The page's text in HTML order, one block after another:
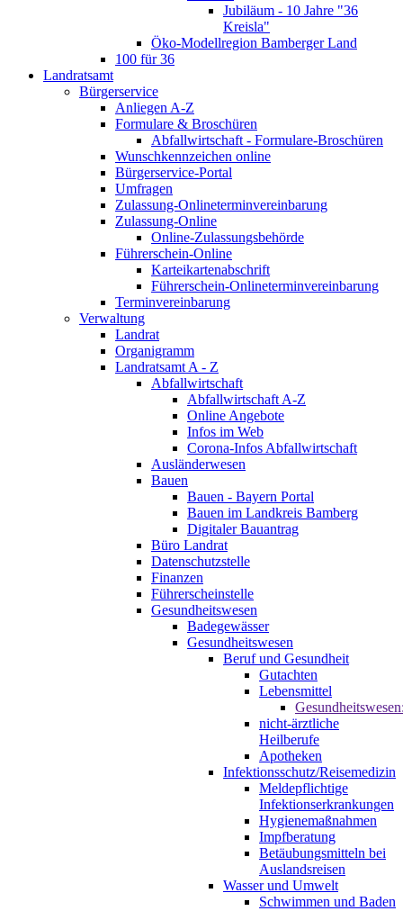
Jubiläum - 10 Jahre "36
Kreisla"
Öko-Modellregion Bamberger Land
100 für 36
Landratsamt
Bürgerservice
Anliegen A-Z
Formulare & Broschüren
Abfallwirtschaft - Formulare-Broschüren
Wunschkennzeichen online
Bürgerservice-Portal
Umfragen
Zulassung-Onlineterminvereinbarung
Zulassung-Online
Online-Zulassungsbehörde
Führerschein-Online
Karteikartenabschrift
Führerschein-Onlineterminvereinbarung
Terminvereinbarung
Verwaltung
Landrat
Organigramm
Landratsamt A - Z
Abfallwirtschaft
Abfallwirtschaft A-Z
Online Angebote
Infos im Web
Corona-Infos Abfallwirtschaft
Ausländerwesen
Bauen
Bauen - Bayern Portal
Bauen im Landkreis Bamberg
Digitaler Bauantrag
Büro Landrat
Datenschutzstelle
Finanzen
Führerscheinstelle
Gesundheitswesen
Badegewässer
Gesundheitswesen
Beruf und Gesundheit
Gutachten
Lebensmittel
nicht-ärztliche
Heilberufe
Apotheken
Infektionsschutz/Reisemedizin
Meldepflichtige
Infektionserkrankungen
Hygienemaßnahmen
Impfberatung
Betäubungsmitteln bei
Auslandsreisen
Wasser und Umwelt
Schwimmen und Baden